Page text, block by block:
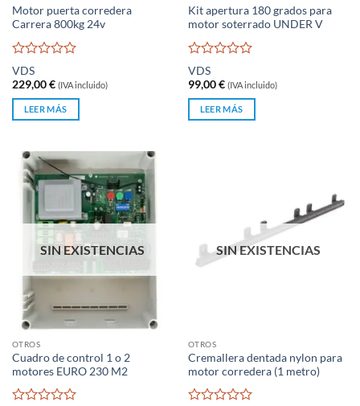
Motor puerta corredera
Carrera 800kg 24v
Valorado
con
0
5
VDS
229,00€ (IVA incluido)
LEER MÁS
Kit apertura 180 grados para
motor soterrado UNDER V
Valorado
con
0
5
VDS
99,00€ (IVA incluido)
LEER MÁS
SIN EXISTENCIAS
OTROS
Cuadro de control 1 o 2
motores EURO 230 M2
SIN EXISTENCIAS
OTROS
Cremallera dentada nylon para
motor corredera (1 metro)